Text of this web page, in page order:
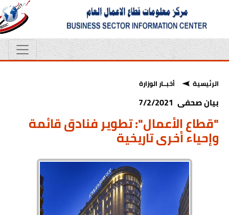
الرئيسية أخبــار الوزارة
بيان صحفى 7/2/2021
"قطاع الأعمال": تطوير فنادق قائمة
وإحياء أخرى تاريخية